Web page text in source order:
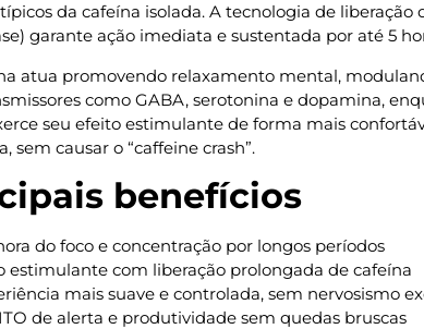
da cafeína isolada. A tecnologia de liberação
garante ação imediata e sustentada por até 5
atua promovendo relaxamento mental,
como GABA, serotonina e dopamina,
seu efeito estimulante de forma mais
sem causar o “caffeine crash”.
benefícios
do foco e concentração por longos períodos
estimulante com liberação prolongada de cafeína
mais suave e controlada, sem nervosismo
de alerta e produtividade sem quedas bruscas